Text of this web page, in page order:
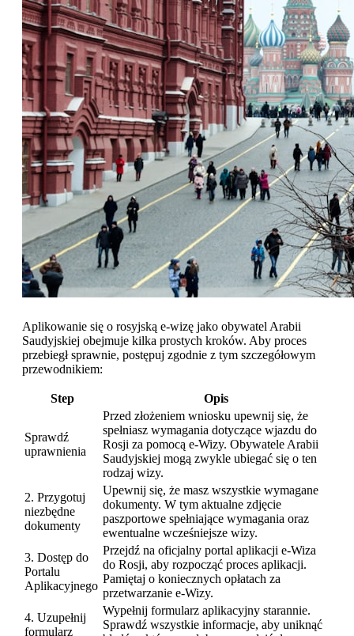
Aplikowanie się o rosyjską e-wizę jako obywatel Arabii
Saudyjskiej obejmuje kilka prostych kroków. Aby proces
przebiegł sprawnie, postępuj zgodnie z tym szczegółowym
przewodnikiem:
Step Opis
Sprawdź
uprawnienia
Przed złożeniem wniosku upewnij się, że
spełniasz wymagania dotyczące wjazdu do
Rosji za pomocą e-Wizy. Obywatele Arabii
Saudyjskiej mogą zwykle ubiegać się o ten
rodzaj wizy.
2. Przygotuj
niezbędne
dokumenty
Upewnij się, że masz wszystkie wymagane
dokumenty. W tym aktualne zdjęcie
paszportowe spełniające wymagania oraz
ewentualne wcześniejsze wizy.
3. Dostęp do
Portalu
Aplikacyjnego
Przejdź na oficjalny portal aplikacji e-Wiza
do Rosji, aby rozpocząć proces aplikacji.
Pamiętaj o koniecznych opłatach za
przetwarzanie e-Wizy.
4. Uzupełnij
formularz
Wypełnij formularz aplikacyjny starannie.
Sprawdź wszystkie informacje, aby uniknąć